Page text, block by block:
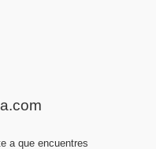
a que encuentres